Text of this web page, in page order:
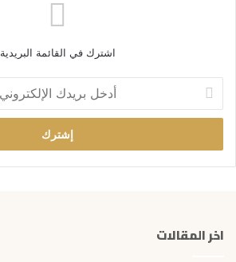
اشترك في القائمة البريدية
خ
ب
ر
اخر المقالات